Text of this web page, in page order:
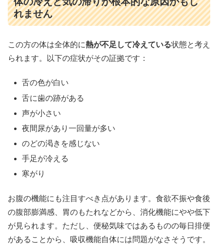
れません
この方の体は全体的に熱が不足して冷えている状態と考え
られます。以下の症状がその証拠です：
舌の色が白い
舌に歯の跡がある
声が小さい
夜間尿があり一回量が多い
のどの渇きを感じない
手足が冷える
寒がり
お腹の機能にも注目すべき点があります。食欲不振や食後
の腹部膨満感、胃のもたれなどから、消化機能にやや低下
が見られます。ただし、便秘気味ではあるものの毎日排便
があることから、吸収機能自体には問題がなさそうです。